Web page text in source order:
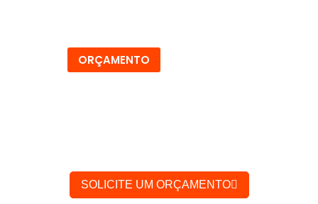
ORÇAMENTO
SOLICITE UM ORÇAMENTO